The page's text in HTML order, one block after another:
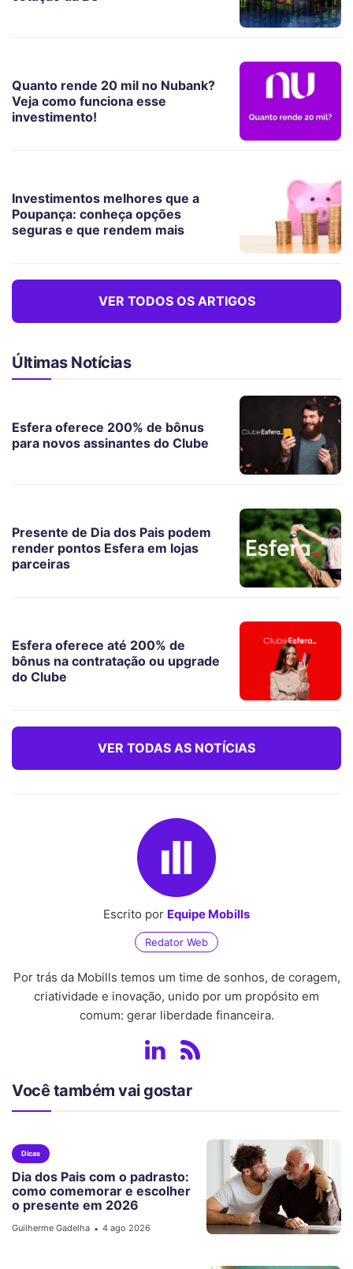
Quanto rende 20 mil no Nubank?
Veja como funciona esse
investimento!
Investimentos melhores que a
Poupança: conheça opções
seguras e que rendem mais
VER TODOS OS ARTIGOS
Últimas Notícias
Esfera oferece 200% de bônus
para novos assinantes do Clube
Presente de Dia dos Pais podem
render pontos Esfera em lojas
parceiras
Esfera oferece até 200% de
bônus na contratação ou upgrade
do Clube
VER TODAS AS NOTÍCIAS
Escrito por Equipe Mobills
Redator Web
Por trás da Mobills temos um time de sonhos, de coragem,
criatividade e inovação, unido por um propósito em
comum: gerar liberdade financeira.
Você também vai gostar
Dicas
Dia dos Pais com o padrasto:
como comemorar e escolher
o presente em 2026
Guilherme Gadelha • 4 ago 2026